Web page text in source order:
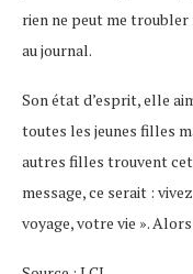
rien ne peut me
au journal.
Son état d’esprit, elle
toutes les jeunes filles
autres filles trouvent
message, ce serait :
voyage, votre vie ».